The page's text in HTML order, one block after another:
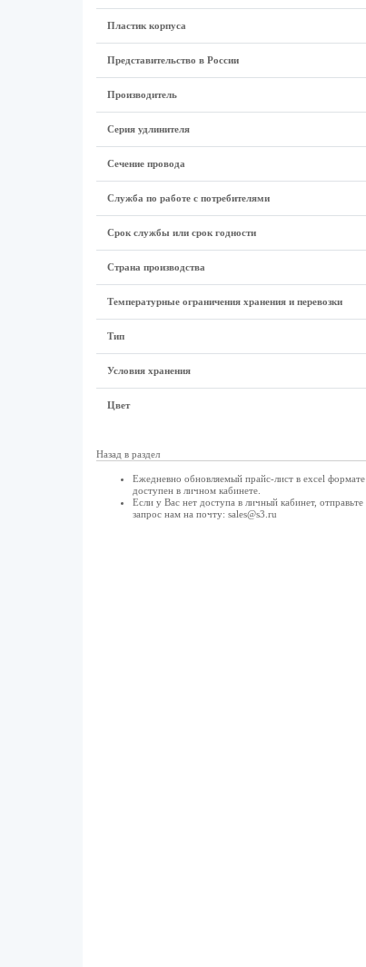
Пластик корпуса
Представительство в России
Производитель
Серия удлинителя
Сечение провода
Служба по работе с потребителями
Срок службы или срок годности
Страна производства
Температурные ограничения хранения и перевозки
Тип
Условия хранения
Цвет
Назад в раздел
Ежедневно обновляемый прайс-лист в excel формате
доступен в личном кабинете.
Если у Вас нет доступа в личный кабинет, отправьте
запрос нам на почту: sales@s3.ru